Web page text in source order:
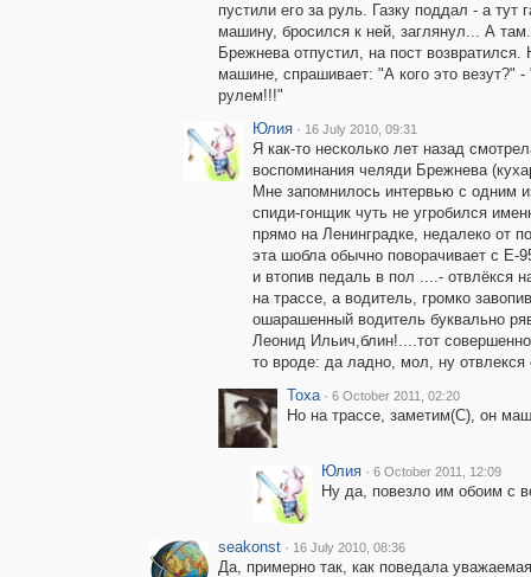
пустили его за руль. Газку поддал - а
машину, бросился к ней, заглянул... А
Брежнева отпустил, на пост
машине, спрашивает: "А кого это везут?"
рулем!!!"
Юлия · 16 July 2010, 09:31
Я как-то несколько лет назад
воспоминания челяди Брежнева
Мне запомнилось интервью с одним
спиди-гонщик чуть не угробился
прямо на Ленинградке, недалеко от
эта шобла обычно поворачивает с Е-
и втопив педаль в пол ....- отвлёкся
на трассе, а водитель, громко
ошарашенный водитель буквально
Леонид Ильич,блин!....тот
то вроде: да ладно, мол, ну отвлекся
Toxa · 6 October 2011, 02:20
Но на трассе, заметим(С), он
Юлия · 6 October 2011, 12:09
Ну да, повезло им обоим с
seakonst · 16 July 2010, 08:36
Да, примерно так, как поведала